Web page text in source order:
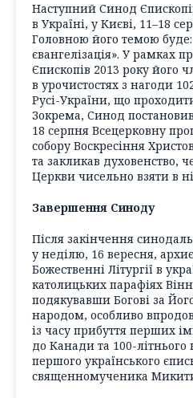
Наступний Синод
в Україні, у Києві, 11–18
Головною його темою
євангелізація». У рамках
Єпископів 2013 року його
в урочистостях з нагоди
Русі-України, що
Зокрема, Синод
18 серпня Всецерковну
собору Воскресіння
та закликав духовенство,
Церкви чисельно взяти в
Завершення Синоду
Після закінчення
у неділю, 16 вересня,
Божественні Літургії в
католицьких парафіях
подякувавши Богові за
народом, особливо
із часу прибуття перших
до Канади та 100-літнього
першого українського
священномученика